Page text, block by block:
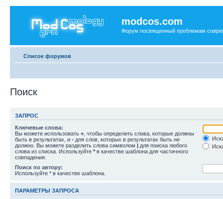
modcos.com
Форум посвященный проблемам
Список форумов
Поиск
ЗАПРОС
Ключевые слова:
Вы можете использовать + , чтобы определить слова, которые должны
быть в результатах, и - для слов, которых в результатах быть не
должно. Вы можете разделить слова символом | для поиска любого
слова из списка. Используйте * в качестве шаблона для частичного
совпадения.
Поиск по автору:
Используйте * в качестве шаблона.
ПАРАМЕТРЫ ЗАПРОСА